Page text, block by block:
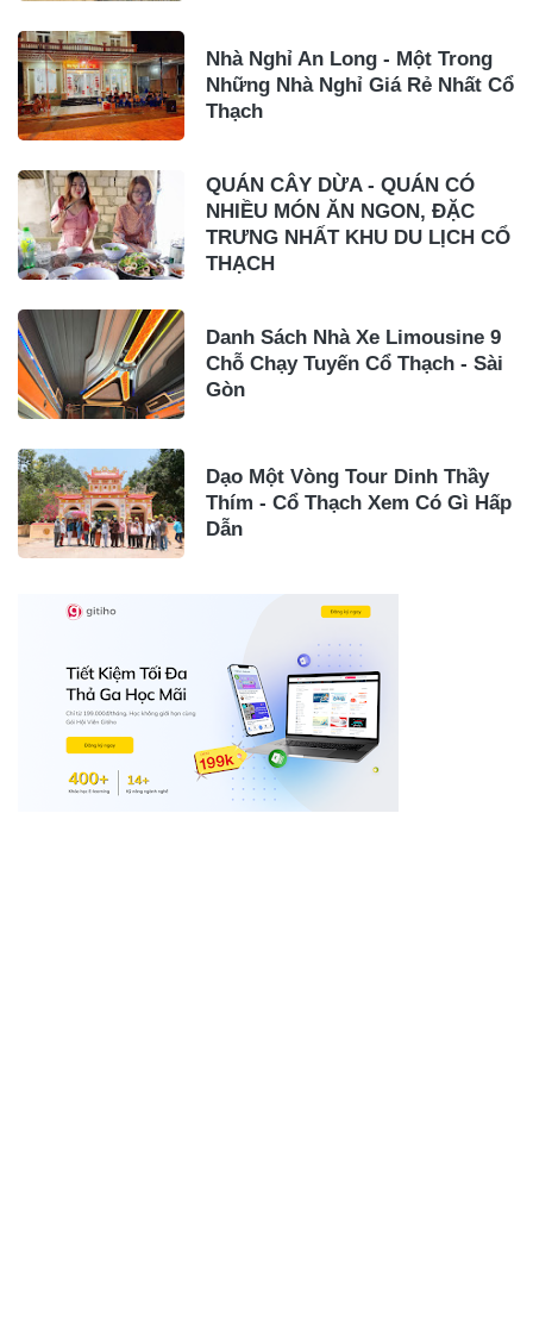
Nhà Nghỉ An Long - Một Trong
Những Nhà Nghỉ Giá Rẻ Nhất Cổ
Thạch
QUÁN CÂY DỪA - QUÁN CÓ
NHIỀU MÓN ĂN NGON, ĐẶC
TRƯNG NHẤT KHU DU LỊCH CỔ
THẠCH
Danh Sách Nhà Xe Limousine 9
Chỗ Chạy Tuyến Cổ Thạch - Sài
Gòn
Dạo Một Vòng Tour Dinh Thầy
Thím - Cổ Thạch Xem Có Gì Hấp
Dẫn